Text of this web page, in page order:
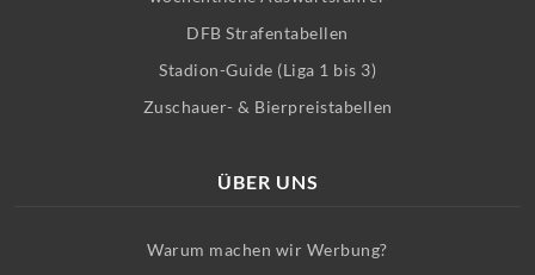
DFB Strafentabellen
Stadion-Guide (Liga 1 bis 3)
Zuschauer- & Bierpreistabellen
ÜBER UNS
Warum machen wir Werbung?